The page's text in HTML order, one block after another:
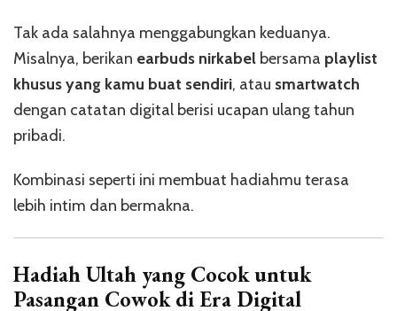
Tak ada salahnya menggabungkan keduanya.
Misalnya, berikan earbuds nirkabel bersama playlist
khusus yang kamu buat sendiri, atau smartwatch
dengan catatan digital berisi ucapan ulang tahun
pribadi.
Kombinasi seperti ini membuat hadiahmu terasa
lebih intim dan bermakna.
Hadiah Ultah yang Cocok untuk
Pasangan Cowok di Era Digital